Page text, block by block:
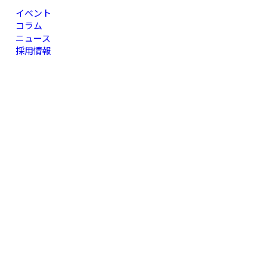
イベント
コラム
ニュース
採用情報